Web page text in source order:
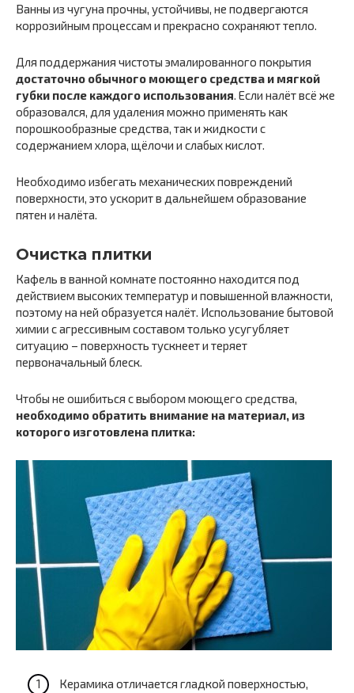
Ванны из чугуна прочны, устойчивы, не подвергаются
коррозийным процессам и прекрасно сохраняют тепло.
Для поддержания чистоты эмалированного покрытия
достаточно обычного моющего средства и мягкой
губки после каждого использования. Если налёт всё же
образовался, для удаления можно применять как
порошкообразные средства, так и жидкости с
содержанием хлора, щёлочи и слабых кислот.
Необходимо избегать механических повреждений
поверхности, это ускорит в дальнейшем образование
пятен и налёта.
Очистка плитки
Кафель в ванной комнате постоянно находится под
действием высоких температур и повышенной влажности,
поэтому на ней образуется налёт. Использование бытовой
химии с агрессивным составом только усугубляет
ситуацию – поверхность тускнеет и теряет
первоначальный блеск.
Чтобы не ошибиться с выбором моющего средства,
необходимо обратить внимание на материал, из
которого изготовлена плитка:
Керамика отличается гладкой поверхностью,